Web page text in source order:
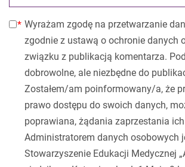
Wyrażam zgodę na przetwarzanie
zgodnie z ustawą o ochronie danych
związku z publikacją komentarza.
dobrowolne, ale niezbędne do
Zostałem/am poinformowany/a, że
prawo dostępu do swoich danych,
poprawiana, żądania zaprzestania
Administratorem danych osobowych
Stowarzyszenie Edukacji Medycznej